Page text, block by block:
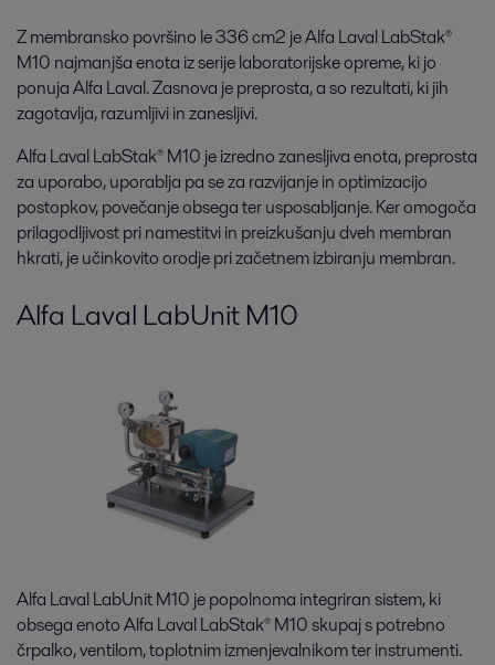
Z membransko površino le 336 cm2 je Alfa Laval LabStak®
M10 najmanjša enota iz serije laboratorijske opreme, ki jo
ponuja Alfa Laval. Zasnova je preprosta, a so rezultati, ki jih
zagotavlja, razumljivi in zanesljivi.
Alfa Laval LabStak® M10 je izredno zanesljiva enota, preprosta
za uporabo, uporablja pa se za razvijanje in optimizacijo
postopkov, povečanje obsega ter usposabljanje. Ker omogoča
prilagodljivost pri namestitvi in preizkušanju dveh membran
hkrati, je učinkovito orodje pri začetnem izbiranju membran.
Alfa Laval LabUnit M10
Alfa Laval LabUnit M10 je popolnoma integriran sistem, ki
obsega enoto Alfa Laval LabStak® M10 skupaj s potrebno
črpalko, ventilom, toplotnim izmenjevalnikom ter instrumenti.